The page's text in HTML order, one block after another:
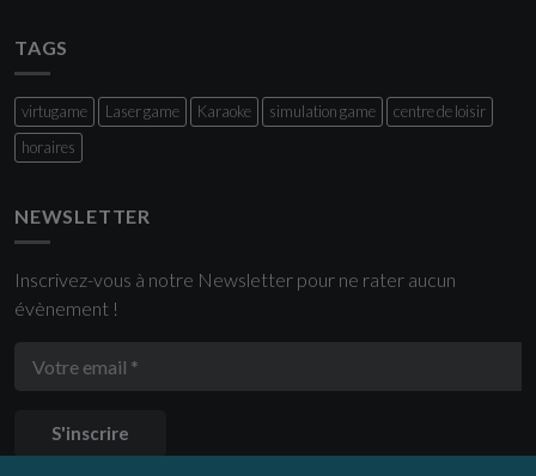
TAGS
virtugame Laser game Karaoke simulation game
centre de loisir
horaires
NEWSLETTER
Inscrivez-vous à notre Newsletter pour ne rater aucun
évènement !
S'inscrire